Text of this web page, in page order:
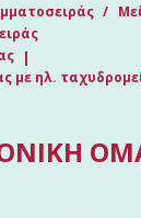
με ηλ.